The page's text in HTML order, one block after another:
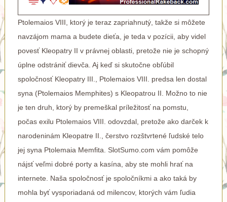
Ptolemaios VIII, ktorý je teraz zapriahnutý, takže si môžete
navzájom mama a budete dieťa, je teda v pozícii, aby videl
povesť Kleopatry II v právnej oblasti, pretože nie je schopný
úplne odstrániť dievča. Aj keď si skutočne obľúbil
spoločnosť Kleopatry III., Ptolemaios VIII. predsa len dostal
syna (Ptolemaios Memphites) s Kleopatrou II. Možno to nie
je ten druh, ktorý by premeškal príležitosť na pomstu,
počas exilu Ptolemaios VIII. odovzdal, pretože ako darček k
narodeninám Kleopatre II., čerstvo rozštvrtené ľudské telo
jej syna Ptolemaia Memfita. SlotSumo.com vám pomôže
nájsť veľmi dobré porty a kasína, aby ste mohli hrať na
internete. Naša spoločnosť je spoločníkmi a ako taká by
mohla byť vysporiadaná od milencov, ktorých vám ľudia